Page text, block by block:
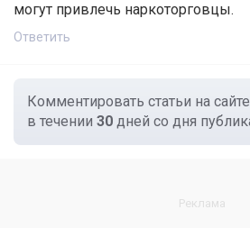
могут привлечь наркоторговцы.
Ответить
Комментировать статьи на
в течении 30 дней со дня